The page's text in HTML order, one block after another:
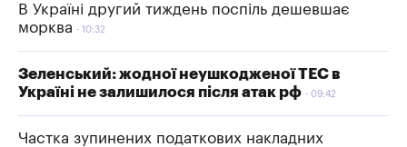
В Україні другий тиждень поспіль дешевшає
морква
10:32
Зеленський: жодної неушкодженої ТЕС в
Україні не залишилося після атак рф
09:42
Частка зупинених податкових накладних